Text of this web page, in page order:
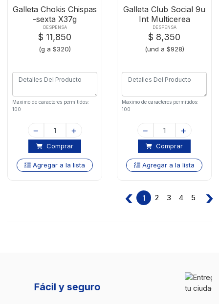
Galleta Chokis Chispas
-sexta X37g
DESPENSA
$ 11,850
(g a $320)
Maximo de caracteres permitidos:
100
Comprar
Agregar a la lista
Galleta Club Social 9u
Int Multicerea
DESPENSA
$ 8,350
(und a $928)
Maximo de caracteres permitidos:
100
Comprar
Agregar a la lista
‹ 1 2 3 4 5 ›
Entregas en tu ciudad